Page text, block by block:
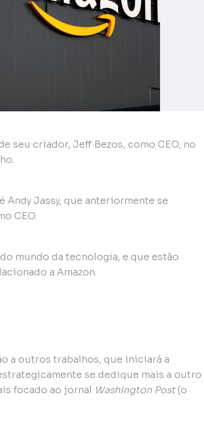
seu criador, Jeff Bezos, como CEO, no
Andy Jassy, que anteriormente se
CEO.
mundo da tecnologia, e que estão
a Amazon.
a outros trabalhos, que iniciará a
se dedique mais a outro
focado ao jornal Washington Post(o